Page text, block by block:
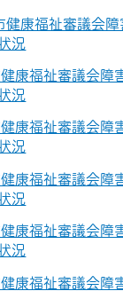
康福祉審議会障
況
康福祉審議会障
況
康福祉審議会障
況
康福祉審議会障
況
康福祉審議会障
況
康福祉審議会障